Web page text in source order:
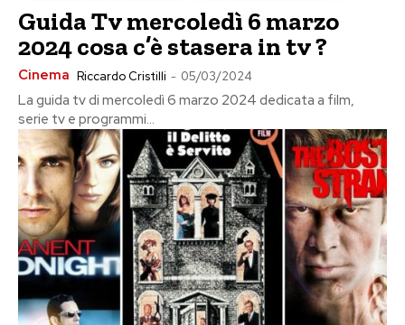
Guida Tv mercoledì 6 marzo
2024 cosa c’è stasera in tv ?
Cinema Riccardo Cristilli - 05/03/2024
La guida tv di mercoledì 6 marzo 2024 dedicata a film,
serie tv e programmi...